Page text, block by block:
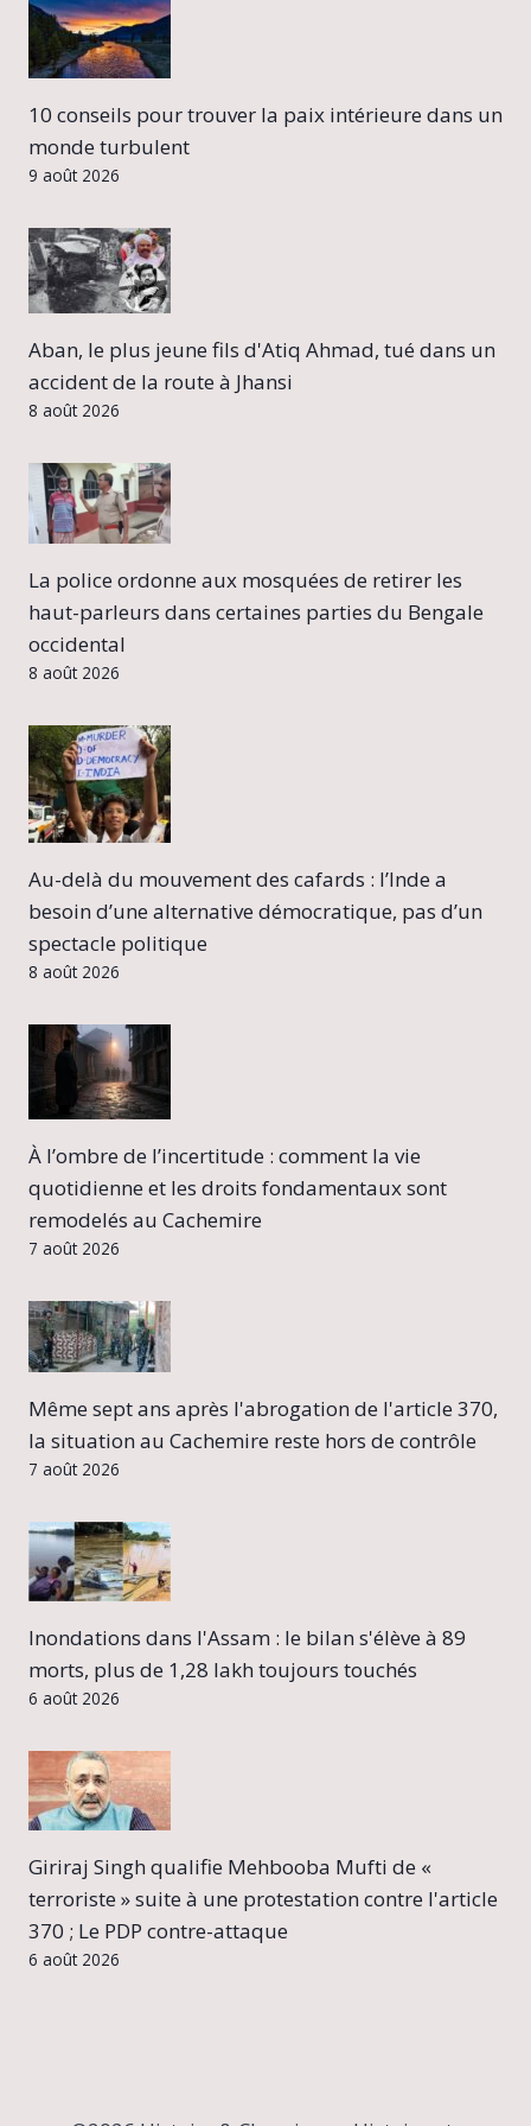
10 conseils pour trouver la paix intérieure dans un
monde turbulent
9 août 2026
Aban, le plus jeune fils d'Atiq Ahmad, tué dans un
accident de la route à Jhansi
8 août 2026
La police ordonne aux mosquées de retirer les
haut-parleurs dans certaines parties du Bengale
occidental
8 août 2026
Au-delà du mouvement des cafards : l’Inde a
besoin d’une alternative démocratique, pas d’un
spectacle politique
8 août 2026
À l’ombre de l’incertitude : comment la vie
quotidienne et les droits fondamentaux sont
remodelés au Cachemire
7 août 2026
Même sept ans après l'abrogation de l'article 370,
la situation au Cachemire reste hors de contrôle
7 août 2026
Inondations dans l'Assam : le bilan s'élève à 89
morts, plus de 1,28 lakh toujours touchés
6 août 2026
Giriraj Singh qualifie Mehbooba Mufti de «
terroriste » suite à une protestation contre l'article
370 ; Le PDP contre-attaque
6 août 2026